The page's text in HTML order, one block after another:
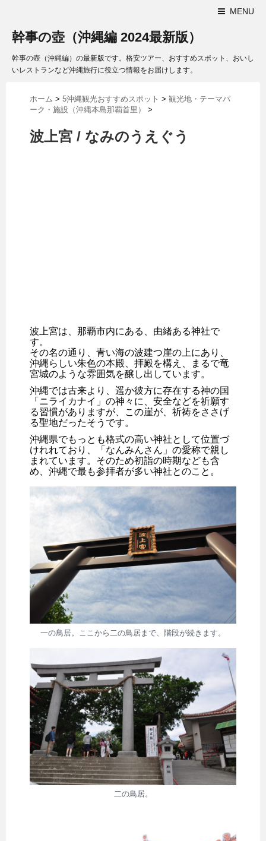
MENU
幹事の壺（沖縄編 2024最新版）
幹事の壺（沖縄編）の最新版です。格安ツアー、おすすめスポット、おいし
いレストランなど沖縄旅行に役立つ情報をお届けします。
ホーム > 5沖縄観光おすすめスポット > 観光地・テーマパ
ーク・施設（沖縄本島那覇首里）
>
波上宮 / なみのうえぐう
波上宮は、那覇市内にある、由緒ある神社で
す。
その名の通り、青い海の波建つ崖の上にあり、
沖縄らしい朱色の本殿、拝殿を構え、まるで竜
宮城のような雰囲気を醸し出しています。
沖縄では古来より、遥か彼方に存在する神の国
「ニライカナイ」の神々に、安全などを祈願す
る習慣がありますが、この崖が、祈祷をささげ
る聖地だったそうです。
沖縄県でもっとも格式の高い神社として位置づ
けれれており、「なんみんさん」の愛称で親し
まれています。そのため初詣の時期なども含
め、沖縄で最も参拝者が多い神社とのこと。
一の鳥居。ここから二の鳥居まで、階段が続きます。
二の鳥居。